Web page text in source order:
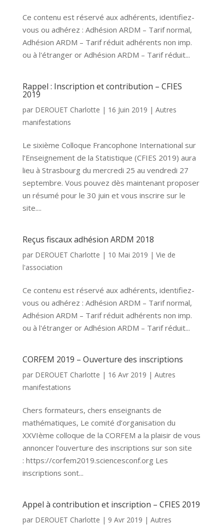
Ce contenu est réservé aux adhérents, identifiez-
vous ou adhérez : Adhésion ARDM – Tarif normal,
Adhésion ARDM – Tarif réduit adhérents non imp.
ou à l'étranger or Adhésion ARDM – Tarif réduit...
Rappel : Inscription et contribution – CFIES
2019
par DEROUET Charlotte | 16 Juin 2019 | Autres
manifestations
Le sixième Colloque Francophone International sur
l’Enseignement de la Statistique (CFIES 2019) aura
lieu à Strasbourg du mercredi 25 au vendredi 27
septembre. Vous pouvez dès maintenant proposer
un résumé pour le 30 juin et vous inscrire sur le
site....
Reçus fiscaux adhésion ARDM 2018
par DEROUET Charlotte | 10 Mai 2019 | Vie de
l'association
Ce contenu est réservé aux adhérents, identifiez-
vous ou adhérez : Adhésion ARDM – Tarif normal,
Adhésion ARDM – Tarif réduit adhérents non imp.
ou à l'étranger or Adhésion ARDM – Tarif réduit...
CORFEM 2019 – Ouverture des inscriptions
par DEROUET Charlotte | 16 Avr 2019 | Autres
manifestations
Chers formateurs, chers enseignants de
mathématiques, Le comité d’organisation du
XXVIème colloque de la CORFEM a la plaisir de vous
annoncer l’ouverture des inscriptions sur son site
: https://corfem2019.sciencesconf.org Les
inscriptions sont...
Appel à contribution et inscription – CFIES 2019
par DEROUET Charlotte | 9 Avr 2019 | Autres